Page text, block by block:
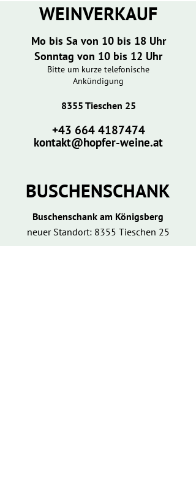
WEINVERKAUF
Mo bis Sa von 10 bis 18 Uhr
Sonntag von 10 bis 12 Uhr
Bitte um kurze telefonische
Ankündigung
8355 Tieschen 25
​+43 664 4187474
kontakt@hopfer-weine.at
​BUSCHENSCHANK
Buschenschank am Königsberg
neuer Standort: 8355 Tieschen 25